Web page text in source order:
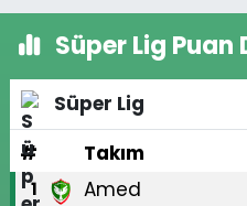
Süper Lig Puan
Süper Lig
#
Takım
1 Amed